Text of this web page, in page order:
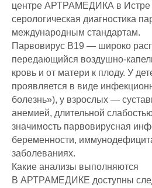
центре АРТРАМЕДИКА в Истре
серологическая диагностика
международным стандартам.
Парвовирус B19 — широко
передающийся воздушно-
кровь и от матери к плоду. У
проявляется в виде
болезнь»), у взрослых —
анемией, длительной
значимость парвовирусная
беременности,
заболеваниях.
Какие анализы выполняются
В АРТРАМЕДИКЕ доступны